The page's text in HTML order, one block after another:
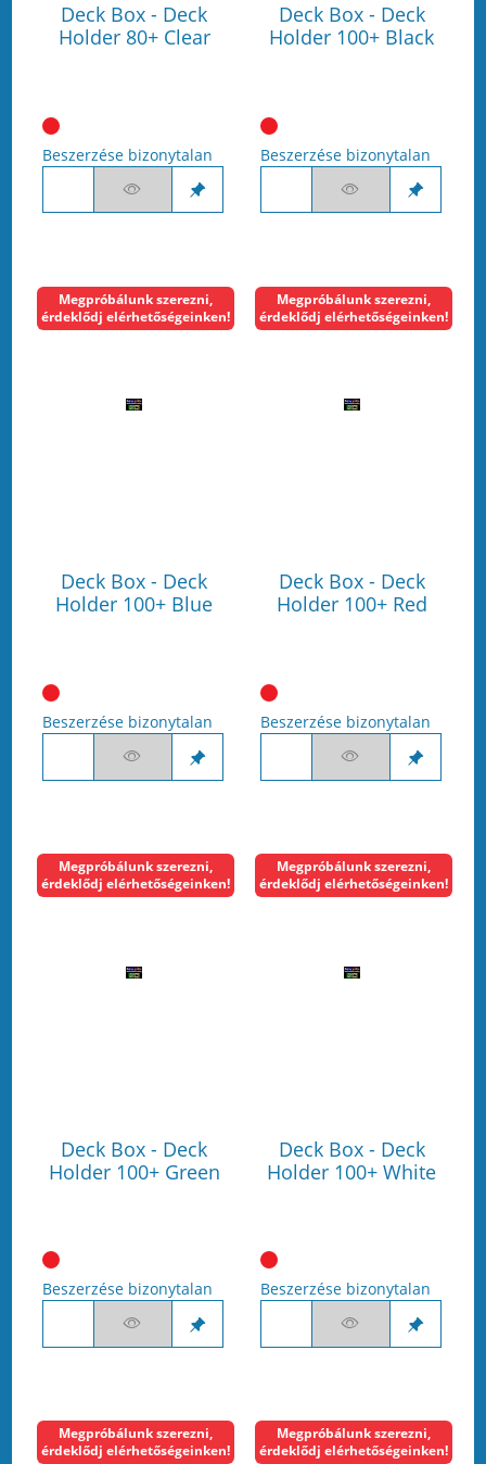
Deck Box - Deck
Holder 80+ Clear
Beszerzése bizonytalan
Deck Box - Deck
Holder 100+ Black
Beszerzése bizonytalan
Deck Box - Deck
Holder 100+ Blue
Megpróbálunk szerezni,
érdeklődj elérhetőségeinken!
Beszerzése bizonytalan
Deck Box - Deck
Holder 100+ Red
Megpróbálunk szerezni,
érdeklődj elérhetőségeinken!
Beszerzése bizonytalan
Deck Box - Deck
Holder 100+ Green
Megpróbálunk szerezni,
érdeklődj elérhetőségeinken!
Beszerzése bizonytalan
Deck Box - Deck
Holder 100+ White
Megpróbálunk szerezni,
érdeklődj elérhetőségeinken!
Beszerzése bizonytalan
Megpróbálunk szerezni,
érdeklődj elérhetőségeinken!
Megpróbálunk szerezni,
érdeklődj elérhetőségeinken!